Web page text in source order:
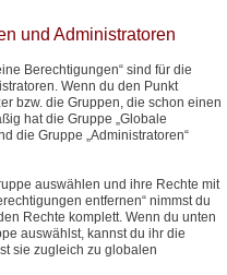
und Administratoren
Berechtigungen“ sind für die
Wenn du den Punkt
bzw. die Gruppen, die schon einen
hat die Gruppe „Globale
die Gruppe „Administratoren“
auswählen und ihre Rechte mit
entfernen“ nimmst du
Rechte komplett. Wenn du unten
auswählst, kannst du ihr die
sie zugleich zu globalen